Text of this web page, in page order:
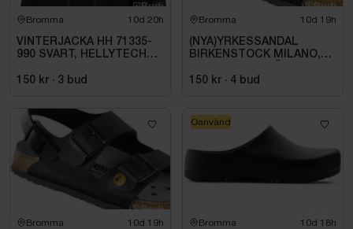
Bromma 10d 20h
VINTERJACKA HH 71335-
990 SVART, HELLYTECH
150 kr · 3 bud
Bromma 10d 19h
(NYA)YRKESSANDAL
BIRKENSTOCK MILANO,
SVART. STL 42
150 kr · 4 bud
Bromma 10d 19h Bromma 10d 18h
Oanvänd